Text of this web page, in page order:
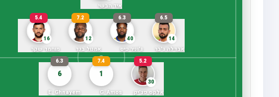
איד הבשי
14
6.5
אבדלה ג'בר
40
6.3
ג'וניר פיס
12
7.2
אמנול בנד
16
5.4
מוחמד שקר
30
5.2
אלקס פג'יק
1
7.4
G. Amos
6
6.3
E. Ghnayem